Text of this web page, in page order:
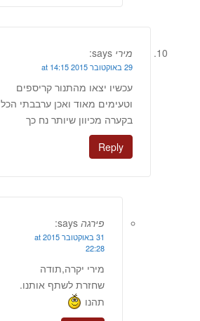
מירי says:
29 באוקטובר 2015 at 14:15
עכשיו יצאו מהתנור קריספים
וטעימים מאוד ואכן ערבבתי הכל
בקערה מכיוון שיותר נח כך
Reply
פירגה says:
31 באוקטובר 2015 at
22:28
מירי יקרה,תודה
שחזרת לשתף אותנו.
תהנו